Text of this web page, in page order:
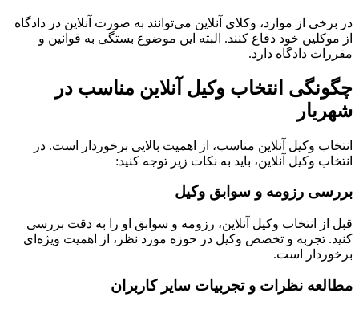
از موارد، وکلای آنلاین می‌توانند به صورت آنلاین در دادگاه
خود دفاع کنند. البته این موضوع بستگی به قوانین و
دادگاه دارد.
انتخاب وکیل آنلاین مناسب در
وکیل آنلاین مناسب، از اهمیت بالایی برخوردار است. در
وکیل آنلاین، باید به نکات زیر توجه کنید:
رزومه و سوابق وکیل
انتخاب وکیل آنلاین، رزومه و سوابق او را به دقت بررسی
تجربه و تخصص وکیل در حوزه مورد نظر، از اهمیت ویژه‌ای
است.
نظرات و تجربیات سایر کاربران